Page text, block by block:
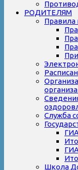
РОДИТЕЛЯМ
Правила
Служба
Школа